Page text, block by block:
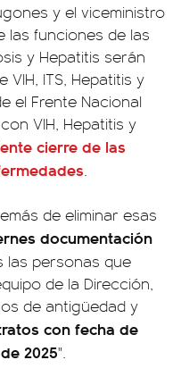
y el viceministro
las funciones de las
y Hepatitis serán
ITS, Hepatitis y
el Frente Nacional
VIH, Hepatitis y
cierre de las
.
de eliminar esas
documentación
las personas que
de la Dirección,
de antigüedad y
con fecha de
2025".